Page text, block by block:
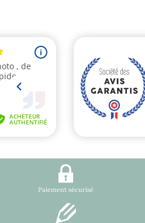
Paiement sécurisé